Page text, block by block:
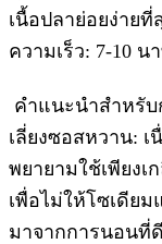
เนื้อปลาย่อยง่าย
ความเร็ว: 7-10 น
คำแนะนำสำหรับ
เลี่ยงซอสหวาน:
พยายามใช้เพียง
เพื่อไม่ให้โซเดีย
มาจากการนอนที่